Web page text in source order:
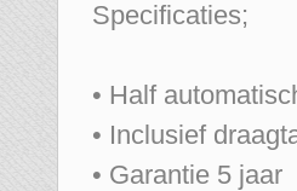
Specificaties;
• Half
• Inclusief
• Garantie 5 jaar